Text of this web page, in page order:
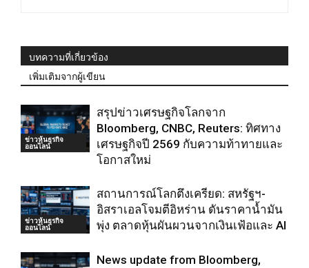
บทความที่เกี่ยวข้อง
เพิ่มเติมจากผู้เขียน
ข่าวหุ้นธุรกิจ
ออนไลน์
สรุปข่าวเศรษฐกิจโลกจาก
Bloomberg, CNBC, Reuters: ทิศทาง
เศรษฐกิจปี 2569 กับความท้าทายและ
โอกาสใหม่
ข่าวหุ้นธุรกิจ
ออนไลน์
สถานการณ์โลกตึงเครียด: สหรัฐฯ-
อิสราเอลโจมตีอิหร่าน ดันราคาน้ำมัน
พุ่ง ตลาดหุ้นผันผวนจากเงินเฟ้อและ AI
News update from Bloomberg,